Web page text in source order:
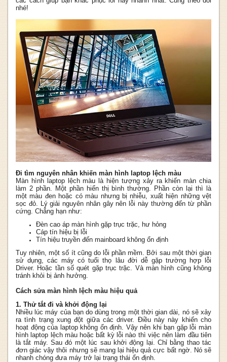
nhé!
Đi tìm nguyên nhân khiến màn hình laptop lệch màu
Màn hình laptop lệch màu là hiện tượng xảy ra khiến màn chia
làm 2 phần. Một phần hiển thị bình thường. Phần còn lại thì là
một màu đen hoặc có màu nhưng bị nhiễu, xuất hiện những vệt
sọc đỏ. Lý giải nguyên nhân gây nên lỗi này thường đến từ phần
cứng. Chẳng hạn như:
Đèn cao áp màn hình gặp trục trặc, hư hỏng
Cáp tín hiệu bị lỗi
Tín hiệu truyền đến mainboard không ổn định
Tuy nhiên, một số ít cũng do lỗi phần mềm. Bởi sau một thời gian
sử dụng, các máy có tuổi thọ lâu đời dễ gặp trường hợp lỗi
Driver. Hoặc tần số quét gặp trục trặc. Và màn hình cũng không
tránh khỏi bị ảnh hưởng.
Cách sửa màn hình lệch màu hiệu quả
1. Thử tắt đi và khởi động lại
Nhiều lúc máy của bạn do dùng trong một thời gian dài, nó sẽ xảy
ra tình trạng xung đột giữa các driver. Điều này này khiến cho
hoạt động của laptop không ổn định. Vậy nên khi bạn gặp lỗi màn
hình laptop lệch màu hoặc bất kỳ lỗi nào thì việc nên làm đầu tiên
là tắt máy. Sau đó một lúc sau khởi động lại. Chỉ bằng thao tác
đơn giác vậy thôi nhưng sẽ mang lại hiệu quả cực bất ngờ. Nó sẽ
nhanh chóng đưa máy trở lại trạng thái ổn định.